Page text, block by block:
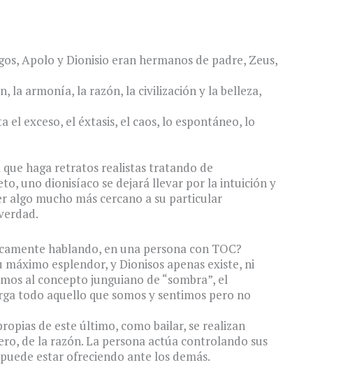
Apolo y Dionisio eran hermanos de padre, Zeus,
la armonía, la razón, la civilización y la belleza,
el exceso, el éxtasis, el caos, lo espontáneo, lo
haga retratos realistas tratando de
uno dionisíaco se dejará llevar por la intuición y
algo mucho más cercano a su particular
hablando, en una persona con TOC?
esplendor, y Dionisos apenas existe, ni
al concepto junguiano de “sombra”, el
todo aquello que somos y sentimos pero no
de este último, como bailar, se realizan
de la razón. La persona actúa controlando sus
estar ofreciendo ante los demás.